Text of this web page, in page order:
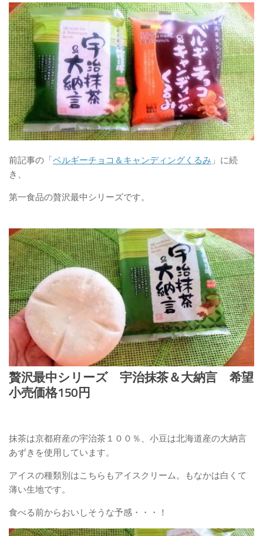
前記事の「ベルギーチョコ＆キャンディングくるみ 」に続
き、
第一食品の贅沢最中シリーズです。
贅沢最中シリーズ 宇治抹茶＆大納言 希望
小売価格150円
抹茶は京都府産の宇治茶１００％、小豆は北海道産の大納言
あずきを使用しています。
アイスの種類別はこちらもアイスクリーム。もなかは白くて
薄い生地です。
食べる前からおいしそうな予感・・・！